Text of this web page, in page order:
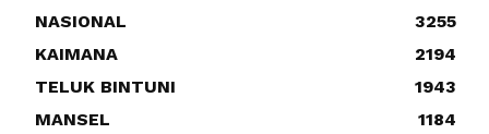
NASIONAL
3255
KAIMANA
2194
TELUK BINTUNI
1943
MANSEL
1184